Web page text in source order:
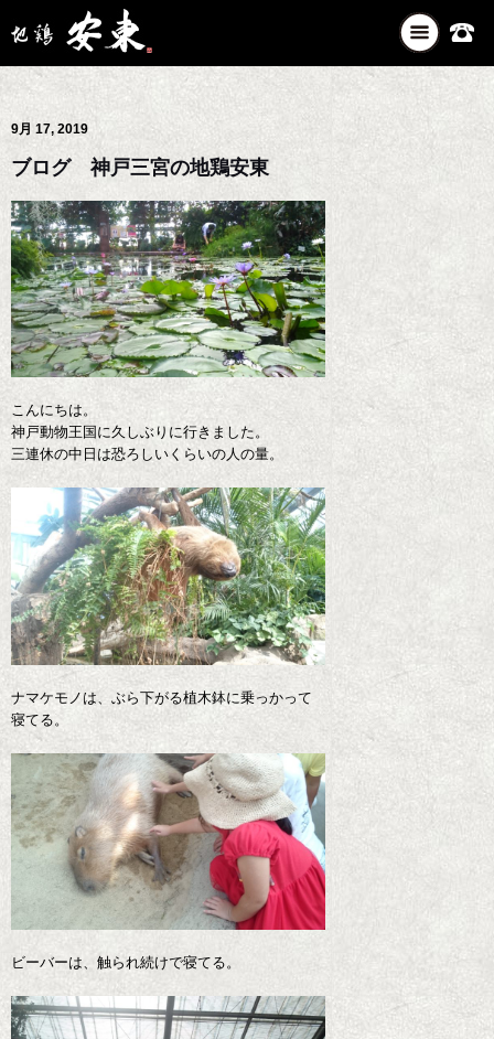
ナ
ビ
ゲ
シ
9月 17, 2019
ブログ 神戸三宮の地鶏安東
こんにちは。
神戸動物王国に久しぶりに行きました。
三連休の中日は恐ろしいくらいの人の量。
ナマケモノは、ぶら下がる植木鉢に乗っかって
寝てる。
ビーバーは、触られ続けで寝てる。